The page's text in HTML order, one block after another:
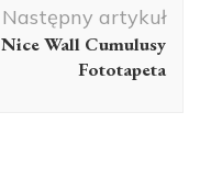
Następny artykuł
Nice Wall Cumulusy
Fototapeta